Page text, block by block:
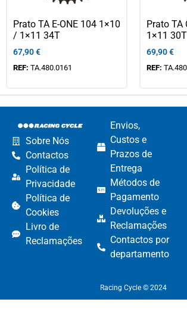
Prato TA E-ONE 104 1×10
/ 1×11 34T
67,90€
REF: TA.480.0161
Prato TA
1×11 30T
69,90€
REF:
Sobre Nós
Contactos
Política de
Privacidade
Política de
Cookies
Livro de
Reclamações
Envios,
Custos e
Prazos de
Entrega
Métodos de
Pagamento​
Devoluções e
Reclamações​
Contactos por
departamento​
Racing Cycle © 2024